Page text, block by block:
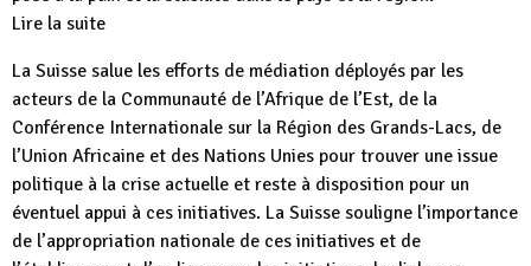
Lire la suite
La Suisse salue les efforts de médiation déployés par les
acteurs de la Communauté de l’Afrique de l’Est, de la
Conférence Internationale sur la Région des Grands-Lacs, de
l’Union Africaine et des Nations Unies pour trouver une issue
politique à la crise actuelle et reste à disposition pour un
éventuel appui à ces initiatives. La Suisse souligne l’importance
de l’appropriation nationale de ces initiatives et de